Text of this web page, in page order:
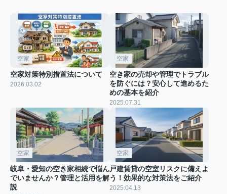
空家
空家対策特別措置法について
2026.03.02
空家
空き家の売却や管理でトラブル
を防ぐには？安心して進めるた
めの基本を紹介
2025.07.31
空家
岐阜・愛知の空き家相続で悩ん
でいませんか？管理と活用を解
説
空家
戸建賃貸の空室リスクに備えよ
う！効果的な対策法をご紹介
2025.04.13